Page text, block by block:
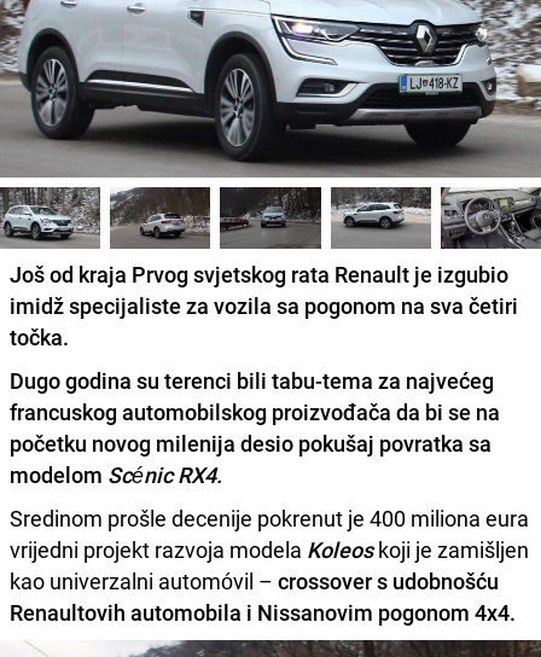
Još od kraja Prvog svjetskog rata Renault je izgubio
imidž specijaliste za vozila sa pogonom na sva četiri
točka.
Dugo godina su terenci bili tabu-tema za najvećeg
francuskog automobilskog proizvođača da bi se na
početku novog milenija desio pokušaj povratka sa
modelom Scénic RX4.
Sredinom prošle decenije pokrenut je 400 miliona eura
vrijedni projekt razvoja modela Koleoskoji je zamišljen
kao univerzalni automóvil – crossover s udobnošću
Renaultovih automobila i Nissanovim pogonom 4x4.